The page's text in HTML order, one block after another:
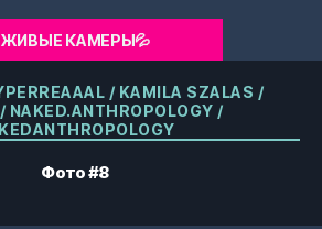
ЖИВЫЕ КАМЕРЫ💦
Категории
/ KAMILA SZALAS /
NAKED.ANTHROPOLOGY /
Фото #8